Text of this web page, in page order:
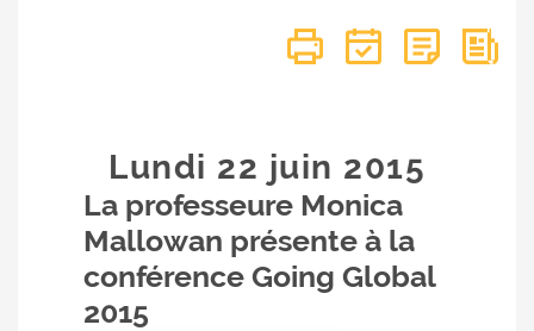
Lundi 22 juin 2015
La professeure Monica
Mallowan présente à la
conférence Going Global
2015